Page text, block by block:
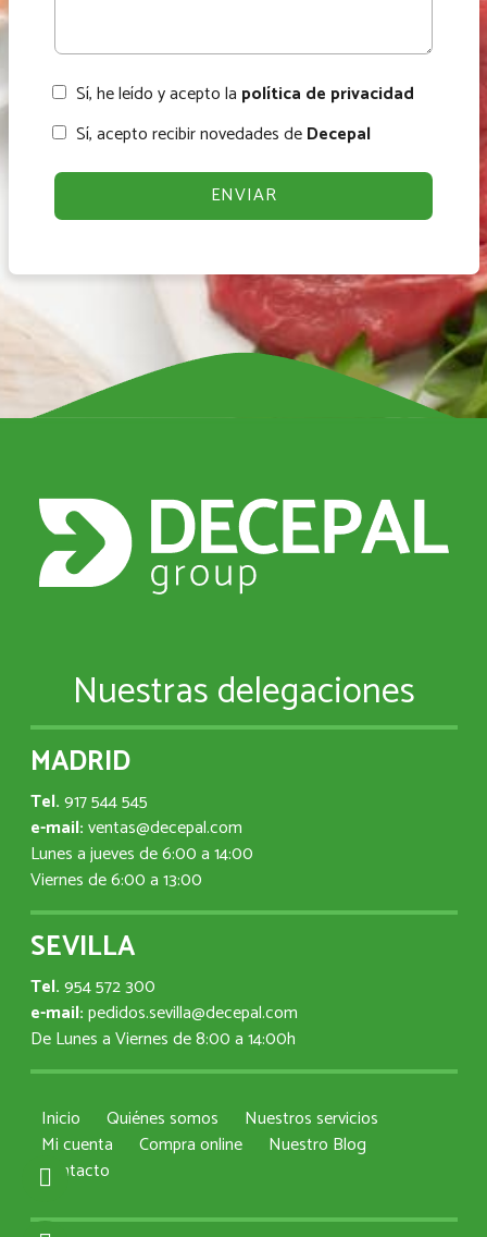
Sí, he leído y acepto la política de privacidad
Sí, acepto recibir novedades deDecepal
Nuestras delegaciones
MADRID
Tel.917 544 545
e-mail:ventas@decepal.com
Lunes a jueves de 6:00 a 14:00
Viernes de 6:00 a 13:00
SEVILLA
Tel.954 572 300
e-mail:pedidos.sevilla@decepal.com
De Lunes a Viernes de 8:00 a 14:00h
Inicio Quiénes somos
Nuestros servicios
Mi cuenta
Compra online
Nuestro Blog
Contacto